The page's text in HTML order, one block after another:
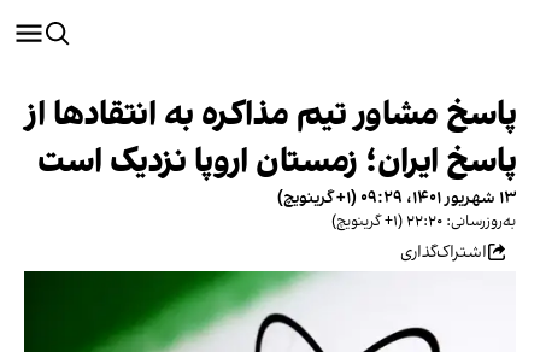
پاسخ مشاور تیم مذاکره به انتقادها از
پاسخ ایران؛ زمستان اروپا نزدیک است
۱۳ شهریور ۱۴۰۱، ۰۹:۲۹ (‎+۱ گرینویچ)
به‌روزرسانی: ۲۲:۲۰ (‎+۱ گرینویچ)
اشتراک‌گذاری